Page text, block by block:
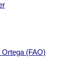
(FAO)